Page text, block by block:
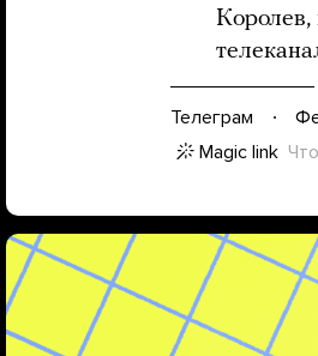
Королев,
Телеграм
Magic link